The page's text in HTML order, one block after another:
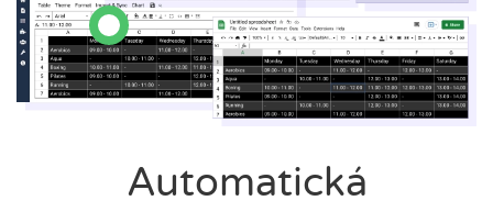
Automatická